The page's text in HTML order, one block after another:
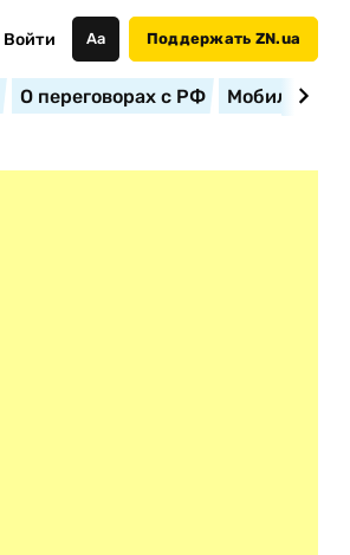
Войти Аа Поддержать ZN.ua
О переговорах с РФ